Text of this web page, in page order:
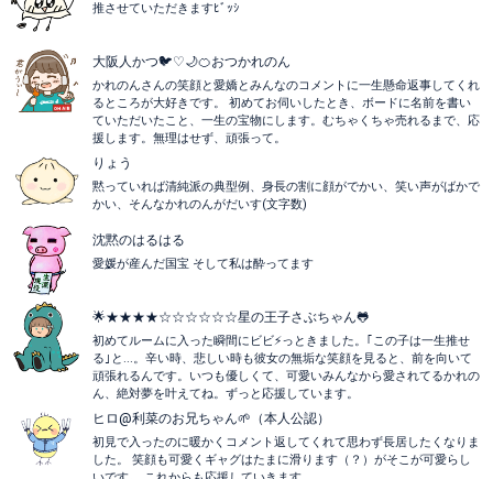
推させていただきますﾋﾞｯｼ
大阪人かつ🐦♡🌙🍊おつかれのん
かれのんさんの笑顔と愛嬌とみんなのコメントに一生懸命返事してくれ
るところが大好きです。 初めてお伺いしたとき、ボードに名前を書い
ていただいたこと、一生の宝物にします。むちゃくちゃ売れるまで、応
援します。無理はせず、頑張って。
りょう
黙っていれば清純派の典型例、身長の割に顔がでかい、笑い声がばかで
かい、そんなかれのんがだいす(文字数)
沈黙のはるはる
愛媛が産んだ国宝 そして私は酔ってます
︎🌟★★★★☆☆☆☆☆☆星の王子さぶちゃん🐸
初めてルームに入った瞬間にビビ⚡っときました。｢この子は一生推せ
る｣と...。辛い時、悲しい時も彼女の無垢な笑顔を見ると、前を向いて
頑張れるんです。いつも優しくて、可愛いみんなから愛されてるかれの
ん、絶対夢を叶えてね。ずっと応援しています。
ヒロ@利菜のお兄ちゃん🌱（本人公認）
初見で入ったのに暖かくコメント返してくれて思わず長居したくなりま
した。 笑顔も可愛くギャグはたまに滑ります（？）がそこが可愛らし